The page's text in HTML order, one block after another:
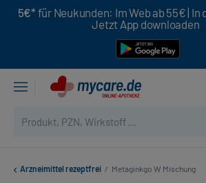
5€* für Neukunden: Im Web ab 55€ | In
Jetzt App downloaden
Arzneimittel rezeptfrei / Metaginkgo W Mischung